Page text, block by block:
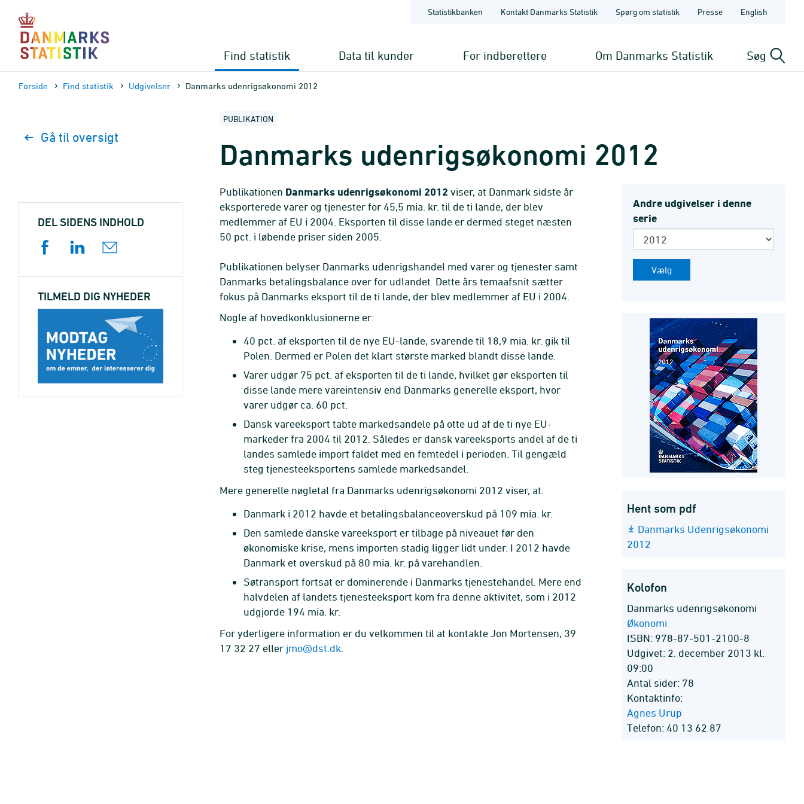
sidens
indhold
Statistikbanken Kontakt Danmarks Statistik Spørg om statistik Presse English
Find statistik Data til kunder For indberettere Om Danmarks Statistik Søg
Forside Find statistik Udgivelser Danmarks udenrigsøkonomi 2012
PUBLIKATION
Danmarks udenrigsøkonomi 2012
Publikationen Danmarks udenrigsøkonomi 2012 viser, at Danmark sidste år
eksporterede varer og tjenester for 45,5 mia. kr. til de ti lande, der blev
medlemmer af EU i 2004. Eksporten til disse lande er dermed steget næsten
50 pct. i løbende priser siden 2005.
Publikationen belyser Danmarks udenrigshandel med varer og tjenester samt
Danmarks betalingsbalance over for udlandet. Dette års temaafsnit sætter
fokus på Danmarks eksport til de ti lande, der blev medlemmer af EU i 2004.
Nogle af hovedkonklusionerne er:
40 pct. af eksporten til de nye EU-lande, svarende til 18,9 mia. kr. gik til
Polen. Dermed er Polen det klart største marked blandt disse lande.
Varer udgør 75 pct. af eksporten til de ti lande, hvilket gør eksporten til
disse lande mere vareintensiv end Danmarks generelle eksport, hvor
varer udgør ca. 60 pct.
Dansk vareeksport tabte markedsandele på otte ud af de ti nye EU-
markeder fra 2004 til 2012. Således er dansk vareeksports andel af de ti
landes samlede import faldet med en femtedel i perioden. Til gengæld
steg tjenesteeksportens samlede markedsandel.
Mere generelle nøgletal fra Danmarks udenrigsøkonomi 2012 viser, at:
Danmark i 2012 havde et betalingsbalanceoverskud på 109 mia. kr.
Den samlede danske vareeksport er tilbage på niveauet før den
økonomiske krise, mens importen stadig ligger lidt under. I 2012 havde
Danmark et overskud på 80 mia. kr. på varehandlen.
Søtransport fortsat er dominerende i Danmarks tjenestehandel. Mere end
halvdelen af landets tjenesteeksport kom fra denne aktivitet, som i 2012
udgjorde 194 mia. kr.
For yderligere information er du velkommen til at kontakte Jon Mortensen, 39
17 32 27 eller jmo@dst.dk
Andre udgivelser i denne
serie
Hent som pdf
Danmarks Udenrigsøkonomi
2012
Kolofon
Danmarks udenrigsøkonomi
Økonomi
ISBN: 978-87-501-2100-8
Udgivet: 2. december 2013 kl.
09:00
Antal sider: 78
Kontaktinfo:
Agnes Urup
Telefon: 40 13 62 87
Gå til oversigt
DEL SIDENS INDHOLD
TILMELD DIG NYHEDER